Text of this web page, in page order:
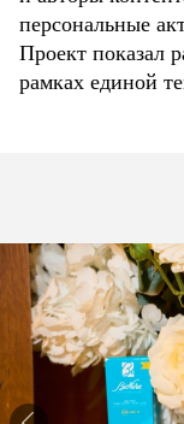
персональные
Проект показал
рамках единой